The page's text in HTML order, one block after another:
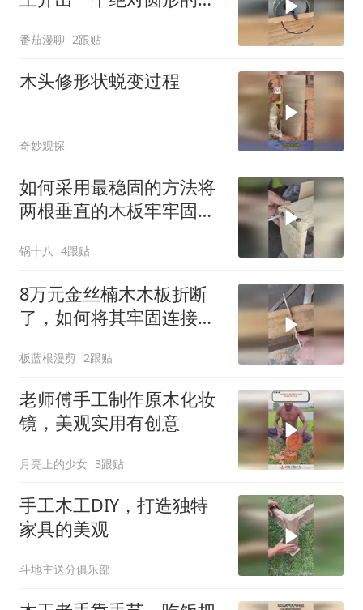
番茄漫聊 2跟贴
木头修形状蜕变过程
奇妙观探
如何采用最稳固的方法将
两根垂直的木板牢牢固定
锅十八 4跟贴
8万元金丝楠木木板折断
了，如何将其牢固连接起
板蓝根漫剪 2跟贴
老师傅手工制作原木化妆
镜，美观实用有创意
月亮上的少女 3跟贴
手工木工DIY，打造独特
家具的美观
斗地主送分俱乐部